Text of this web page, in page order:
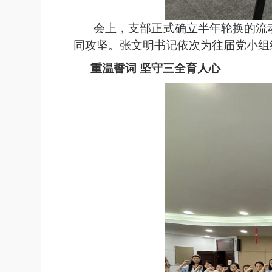
会上，支部正式确立半年轮换的
同攻坚。张文明书记依次为往届党小
重温誓词 坚守三全育人心